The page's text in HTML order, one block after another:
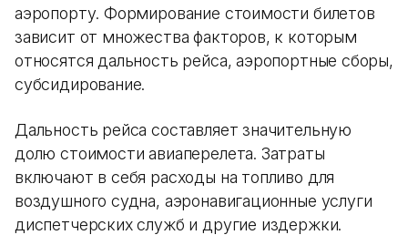
аэропорту. Формирование стоимости билетов
зависит от множества факторов, к которым
относятся дальность рейса, аэропортные сборы,
субсидирование.
Дальность рейса составляет значительную
долю стоимости авиаперелета. Затраты
включают в себя расходы на топливо для
воздушного судна, аэронавигационные услуги
диспетчерских служб и другие издержки.